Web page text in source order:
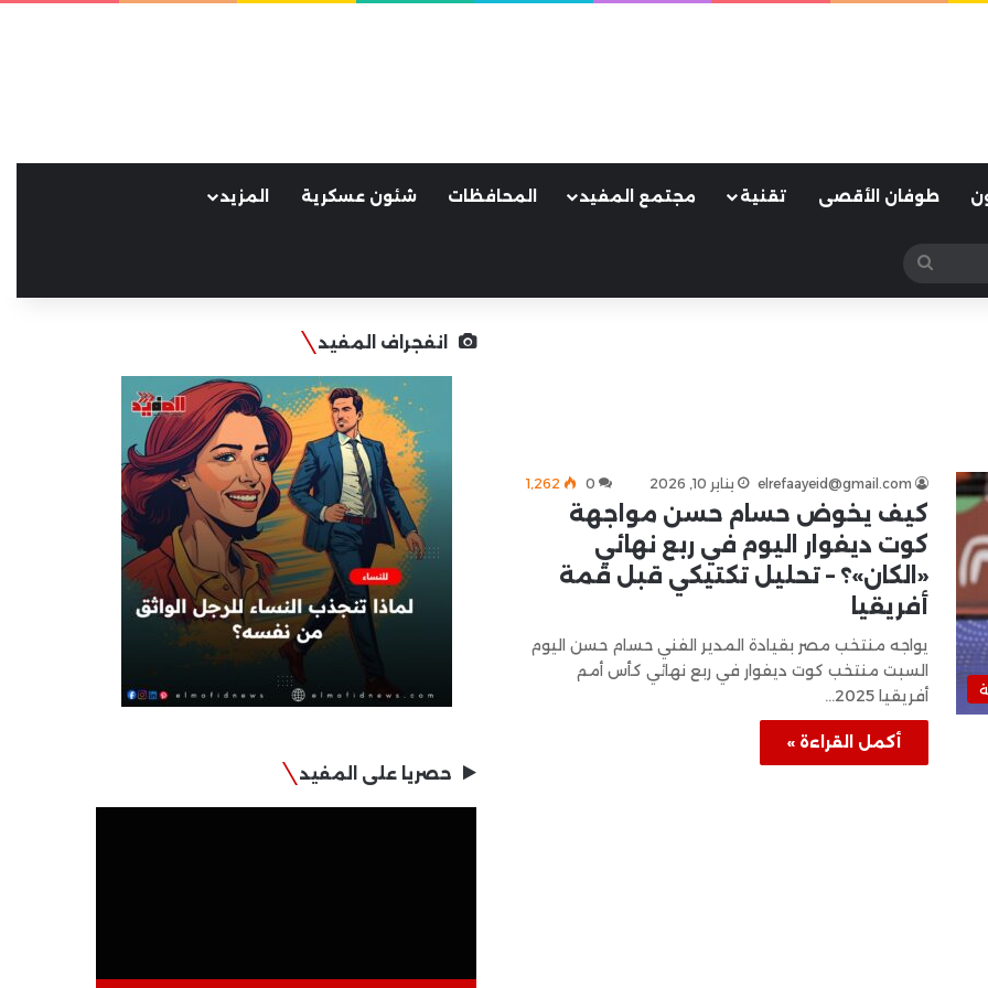
طوفان الأقصى تقنية مجتمع المفيد المحافظات شئون عسكرية المزيد
بحث
عن
elrefaayeid@gmail.com يناير 10, 2026 0 1٬262
كيف يخوض حسام حسن مواجهة
كوت ديفوار اليوم في ربع نهائي
«الكان»؟ – تحليل تكتيكي قبل قمة
أفريقيا
يواجه منتخب مصر بقيادة المدير الفني حسام حسن اليوم
السبت منتخب كوت ديفوار في ربع نهائي كأس أمم
أفريقيا 2025…
أكمل القراءة »
انفجراف المفيد
حصريا على المفيد